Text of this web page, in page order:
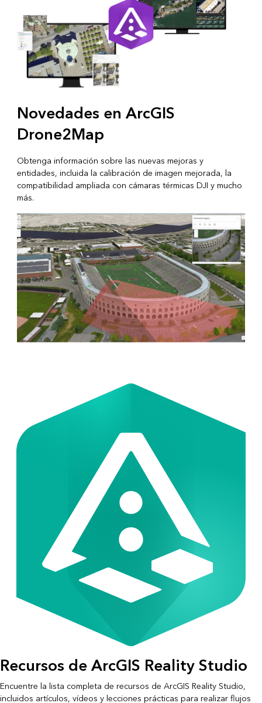
Novedades en ArcGIS
Drone2Map
Obtenga información sobre las nuevas mejoras y
entidades, incluida la calibración de imagen mejorada, la
compatibilidad ampliada con cámaras térmicas DJI y mucho
más.
Recursos de ArcGIS Reality Studio
Encuentre la lista completa de recursos de ArcGIS Reality Studio,
incluidos artículos, vídeos y lecciones prácticas para realizar flujos